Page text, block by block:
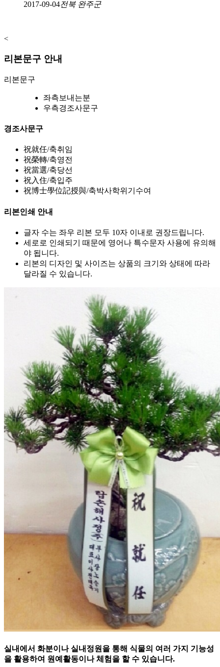
2017-09-04전북 완주군
<
리본문구 안내
리본문구
좌측 보내는분
우측경조사문구
경조사문구
祝就任/축취임
祝榮轉/축영전
祝當選/축당선
祝入住/축입주
祝博士學位記授與/축박사학위기수여
리본인쇄 안내
글자 수는 좌우 리본 모두 10자 이내로 권장드립니다.
세로로 인쇄되기 때문에 영어나 특수문자 사용에 유의해
야 됩니다.
리본의 디자인 및 사이즈는 상품의 크기와 상태에 따라
달라질 수 있습니다.
실내에서 화분이나 실내정원을 통해 식물의 여러 가지 기능성
을 활용하여 원예활동이나 체험을 할 수 있습니다.